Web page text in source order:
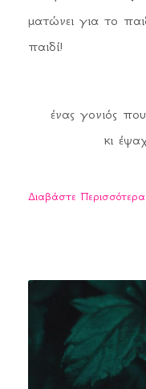
ματώνει για το
παιδί!
ένας γονιός
κι
Διαβάστε Περισσότερα